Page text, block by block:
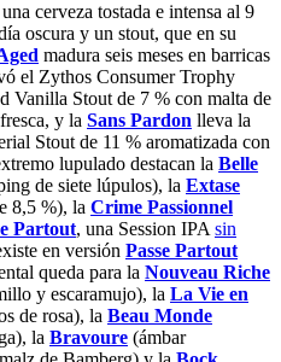
cerveza tostada e intensa al 9
oscura y un stout, que en su
madura seis meses en barricas
el Zythos Consumer Trophy
Vanilla Stout de 7 % con malta de
y la Sans Pardon lleva la
Stout de 11 % aromatizada con
lupulado destacan la Belle
de siete lúpulos), la Extase
8,5 %), la Crime Passionnel
Partout, una Session IPA sin
en versión Passe Partout
queda para la Nouveau Riche
y escaramujo), la La Vie en
de rosa), la Beau Monde
la Bravoure (ámbar